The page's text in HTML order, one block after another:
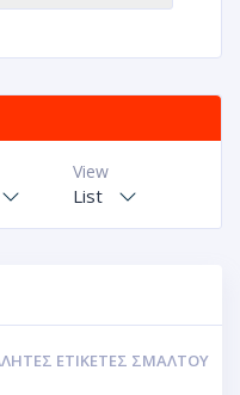
View
List
ΕΤΙΚΈΤΕΣ ΣΜΆΛΤΟΥ